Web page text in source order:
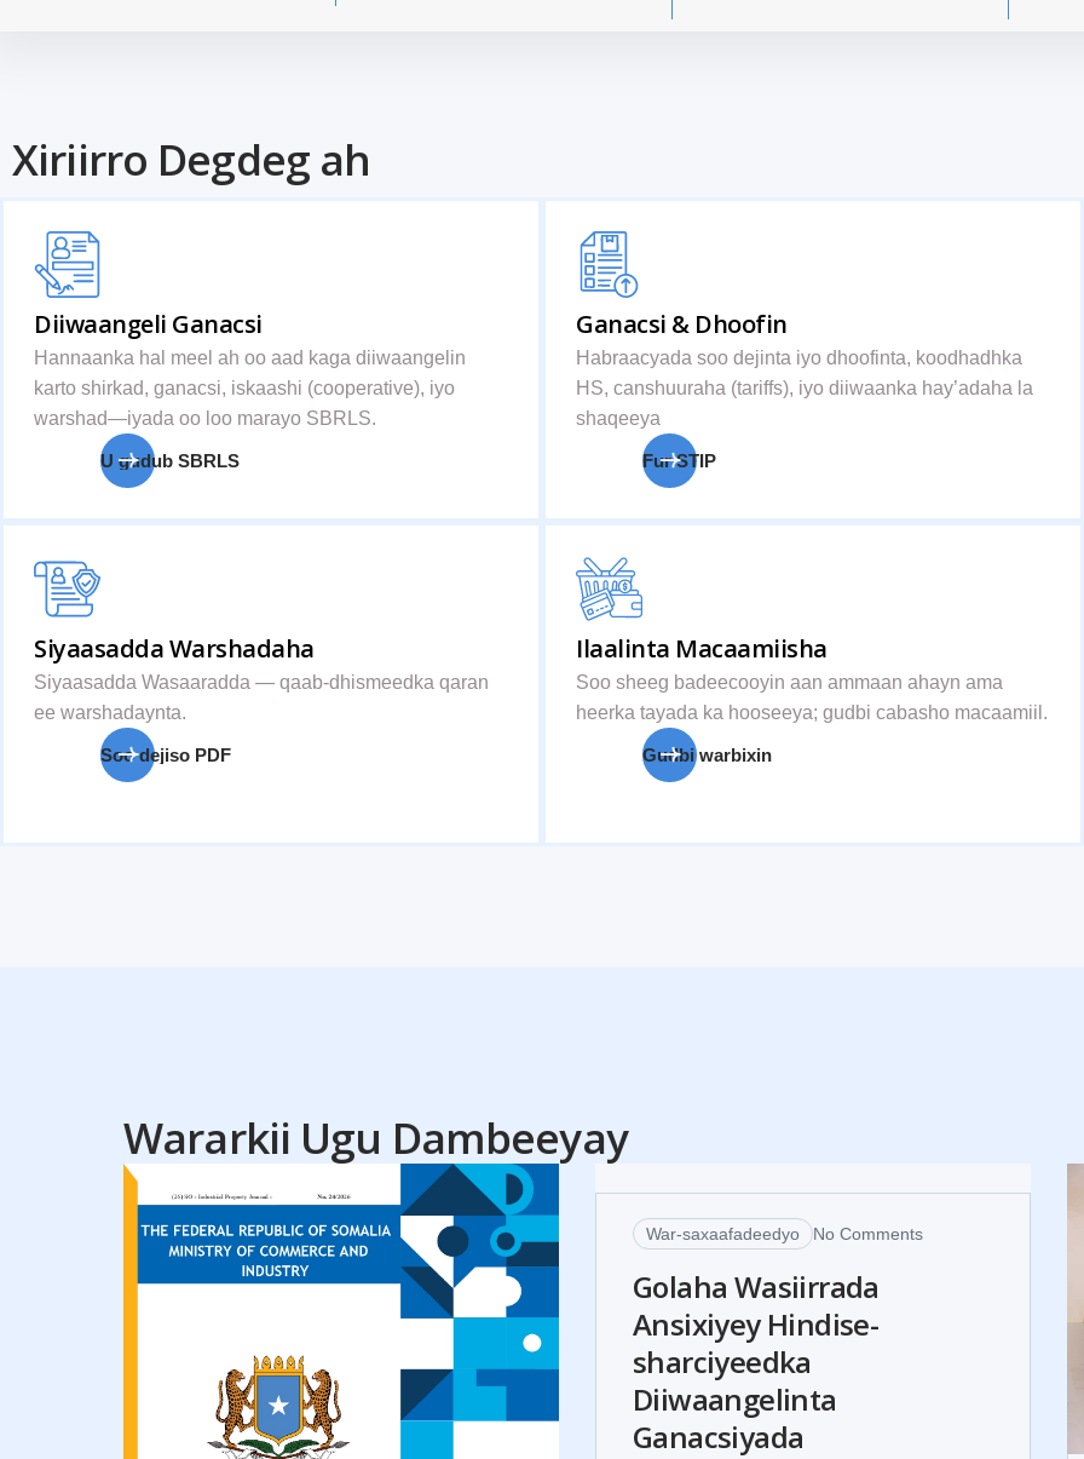
Xiriirro Degdeg ah
Diiwaangeli Ganacsi
Hannaanka hal meel ah oo aad kaga diiwaangelin
karto shirkad, ganacsi, iskaashi (cooperative), iyo
warshad—iyada oo loo marayo SBRLS.
U gudub SBRLS
Ganacsi & Dhoofin
Habraacyada soo dejinta iyo dhoofinta, koodhadhka
HS, canshuuraha (tariffs), iyo diiwaanka hay’adaha la
shaqeeya
Fur STIP
Siyaasadda Warshadaha
Siyaasadda Wasaaradda — qaab-dhismeedka qaran
ee warshadaynta.
Soo dejiso PDF
Ilaalinta Macaamiisha
Soo sheeg badeecooyin aan ammaan ahayn ama
heerka tayada ka hooseeya; gudbi cabasho macaamiil.
Gudbi warbixin
Wararkii Ugu DambeeyayJUL
War-saxaafadeedyo No Comments
Golaha Wasiirrada
Ansixiyey Hindise-
sharciyeedka
Diiwaangelinta
Ganacsiyada